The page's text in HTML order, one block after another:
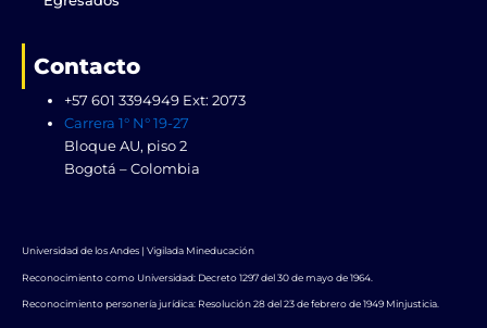
Contacto
+57 601 3394949 Ext: 2073
Carrera 1° N° 19-27
Bloque AU, piso 2
Bogotá – Colombia
Universidad de los Andes | Vigilada Mineducación
Reconocimiento como Universidad: Decreto 1297 del 30 de mayo de 1964.
Reconocimiento personería jurídica: Resolución 28 del 23 de febrero de 1949 Minjusticia.